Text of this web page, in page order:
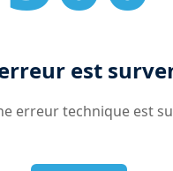
est
erreur technique est